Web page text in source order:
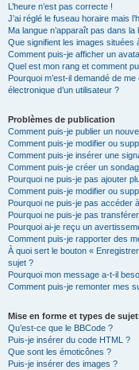
L’heure n’est pas correcte !
J’ai réglé le fuseau horaire mais
Ma langue n’apparaît pas dans la
Que signifient les images situées
Comment puis-je afficher un
Quel est mon rang et comment
Pourquoi m’est-il demandé de
électronique d’un utilisateur ?
Problèmes de publication
Comment puis-je publier un
Comment puis-je modifier ou
Comment puis-je insérer une
Comment puis-je créer un
Pourquoi ne puis-je pas ajouter
Comment puis-je modifier ou
Pourquoi ne puis-je pas accéder
Pourquoi ne puis-je pas
Pourquoi ai-je reçu un
Comment puis-je rapporter des
À quoi sert le bouton «
sujet ?
Pourquoi mon message a-t-il
Comment puis-je remonter mes
Mise en forme et types de
Qu’est-ce que le BBCode ?
Puis-je insérer du code HTML ?
Que sont les émoticônes ?
Puis-je insérer des images ?